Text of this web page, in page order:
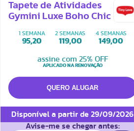
Tapete de Atividades
Gymini Luxe Boho Chic
1 SEMANA
95,20
2 SEMANAS
119,00
4 SEMANAS
149,00
assine com 25% OFF
APLICADO NA RENOVAÇÃO
Disponível a partir de 29/09/2026
Avise-me se chegar antes: